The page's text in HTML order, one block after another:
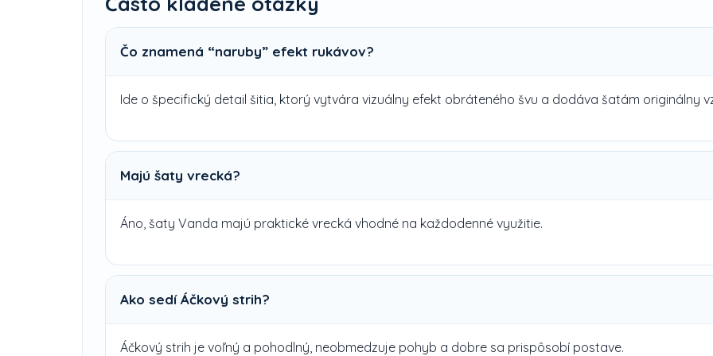
Čo znamená “naruby” efekt rukávov?
Ide o špecifický detail šitia, ktorý vytvára vizuálny efekt obráteného švu a dodáva šatám originálny
Majú šaty vrecká?
Áno, šaty Vanda majú praktické vrecká vhodné na každodenné využitie.
Ako sedí Áčkový strih?
Áčkový strih je voľný a pohodlný, neobmedzuje pohyb a dobre sa prispôsobí postave.